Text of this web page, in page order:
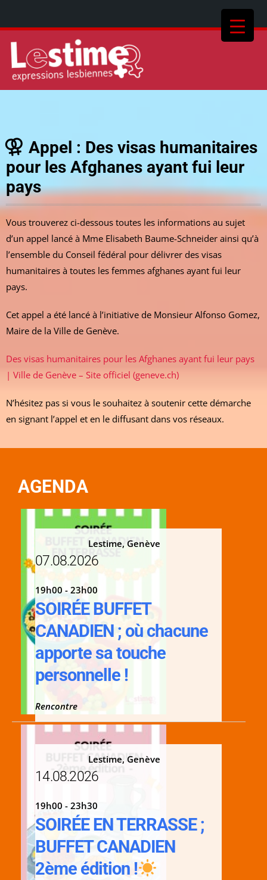
Appel : Des visas humanitaires
pour les Afghanes ayant fui leur
pays
Vous trouverez ci-dessous toutes les informations au sujet
d’un appel lancé à Mme Elisabeth Baume-Schneider ainsi qu’à
l’ensemble du Conseil fédéral pour délivrer des visas
humanitaires à toutes les femmes afghanes ayant fui leur
pays.
Cet appel a été lancé à l’initiative de Monsieur Alfonso Gomez,
Maire de la Ville de Genève.
Des visas humanitaires pour les Afghanes ayant fui leur pays
| Ville de Genève – Site officiel (geneve.ch)
N’hésitez pas si vous le souhaitez à soutenir cette démarche
en signant l’appel et en le diffusant dans vos réseaux.
AGENDA
Lestime, Genève
07.08.2026
19h00 - 23h00
SOIRÉE BUFFET
CANADIEN ; où chacune
apporte sa touche
personnelle !
Rencontre
Lestime, Genève
14.08.2026
19h00 - 23h30
SOIRÉE EN TERRASSE ;
BUFFET CANADIEN
2ème édition !